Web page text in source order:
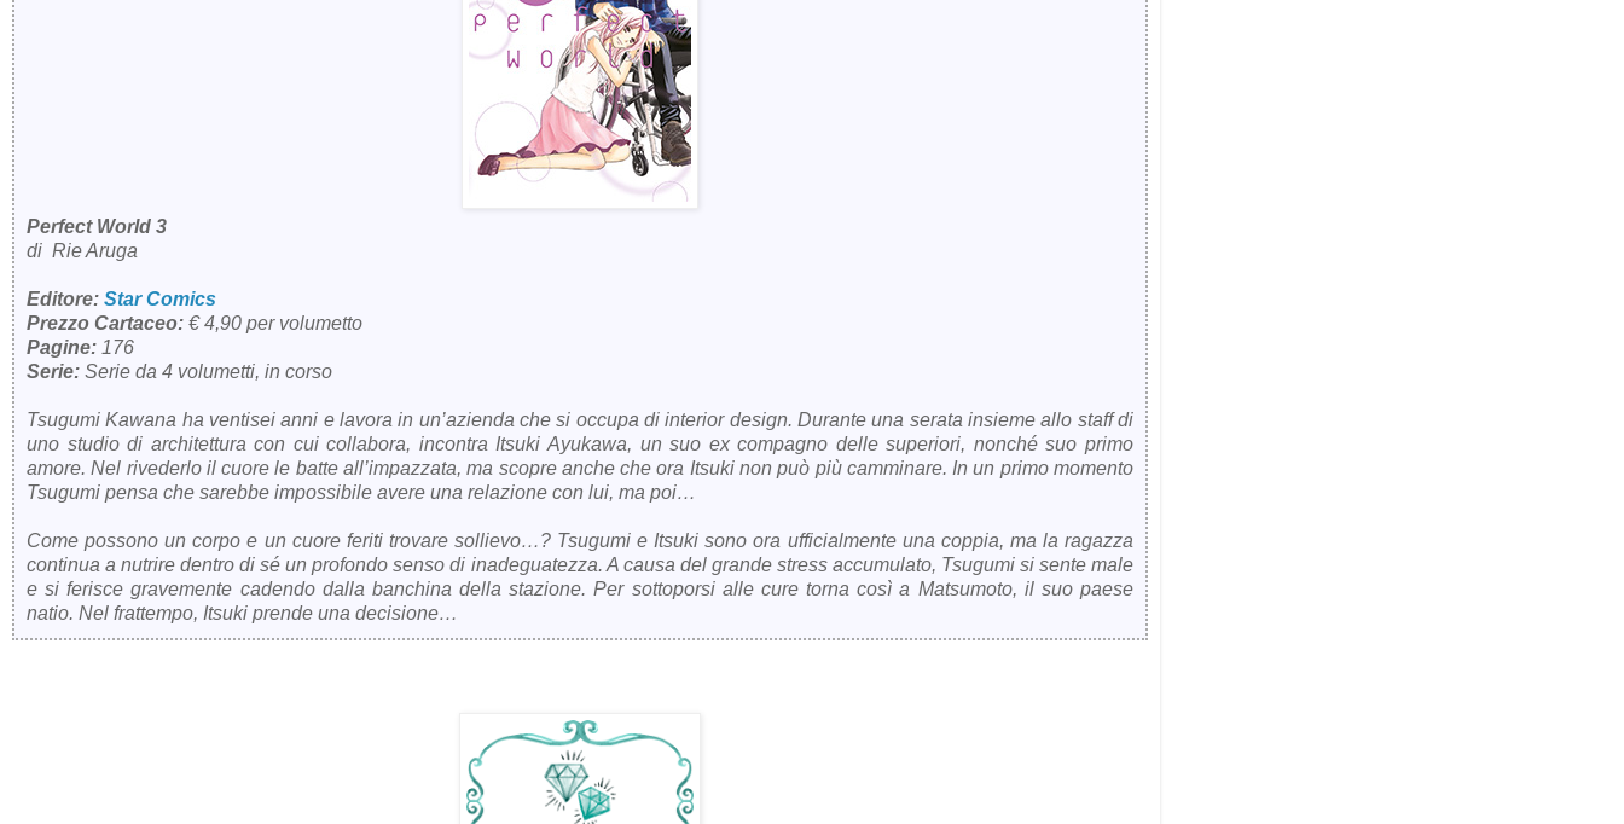
Perfect World 3
di Rie Aruga
Editore: Star Comics
Prezzo Cartaceo: € 4,90 per volumetto
Pagine: 176
Serie: Serie da 4 volumetti, in corso
Tsugumi Kawana ha ventisei anni e lavora in un’azienda che si occupa di interior design. Durante una serata insieme allo staff di
uno studio di architettura con cui collabora, incontra Itsuki Ayukawa, un suo ex compagno delle superiori, nonché suo primo
amore. Nel rivederlo il cuore le batte all’impazzata, ma scopre anche che ora Itsuki non può più camminare. In un primo momento
Tsugumi pensa che sarebbe impossibile avere una relazione con lui, ma poi…
Come possono un corpo e un cuore feriti trovare sollievo…? Tsugumi e Itsuki sono ora ufficialmente una coppia, ma la ragazza
continua a nutrire dentro di sé un profondo senso di inadeguatezza. A causa del grande stress accumulato, Tsugumi si sente male
e si ferisce gravemente cadendo dalla banchina della stazione. Per sottoporsi alle cure torna così a Matsumoto, il suo paese
natio. Nel frattempo, Itsuki prende una decisione…